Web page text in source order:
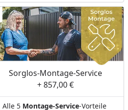
Sorglos-Montage-Service
+ 857,00 €
Alle 5 Montage-Service-Vorteile